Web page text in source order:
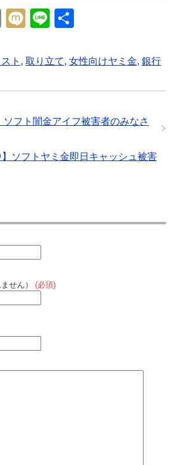
E
ail
M Li
e
ト , 取り立て, 女性向けヤミ金, 銀行
ソフト闇金アイフ被害者のみなさ
】ソフトヤミ金即日キャッシュ被害
せん） (必須)